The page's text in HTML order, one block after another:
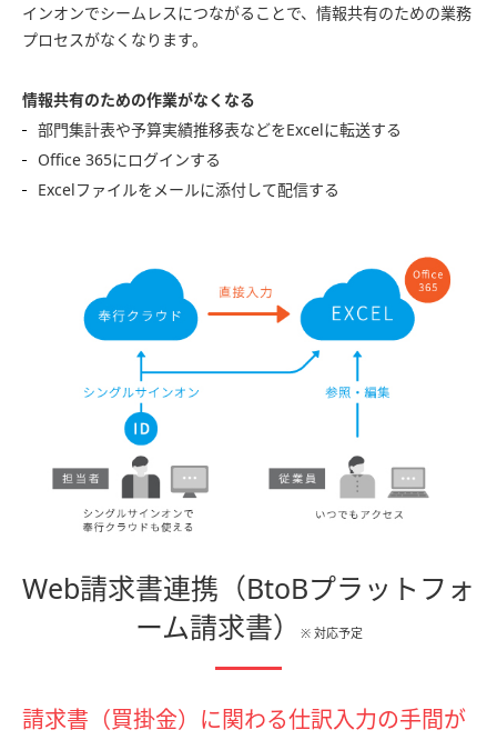
インオンでシームレスにつながることで、情報共有のための業務
プロセスがなくなります。
情報共有のための作業がなくなる
部門集計表や予算実績推移表などをExcelに転送する
Office 365にログインする
Excelファイルをメールに添付して配信する
Web請求書連携 （BtoBプラットフォ
ーム請求書）
※ 対応予定
請求書（買掛金）に関わる仕訳入力の手間が